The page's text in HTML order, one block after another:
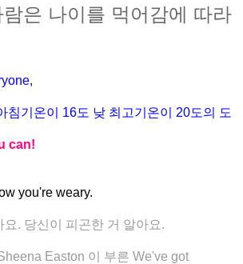
은 나이를 먹어감에 따라
침기온이 16도 낮 최고기온이 20도의 도
can!
you're weary.
. 당신이 피곤한 거 알아요.
Easton 이 부른 We've got